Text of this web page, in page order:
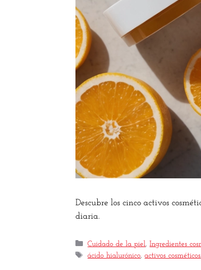
Descubre los cinco activos
diaria.
Cuidado de la piel,Ingredientes
ácido hialurónico,activos cosméticos